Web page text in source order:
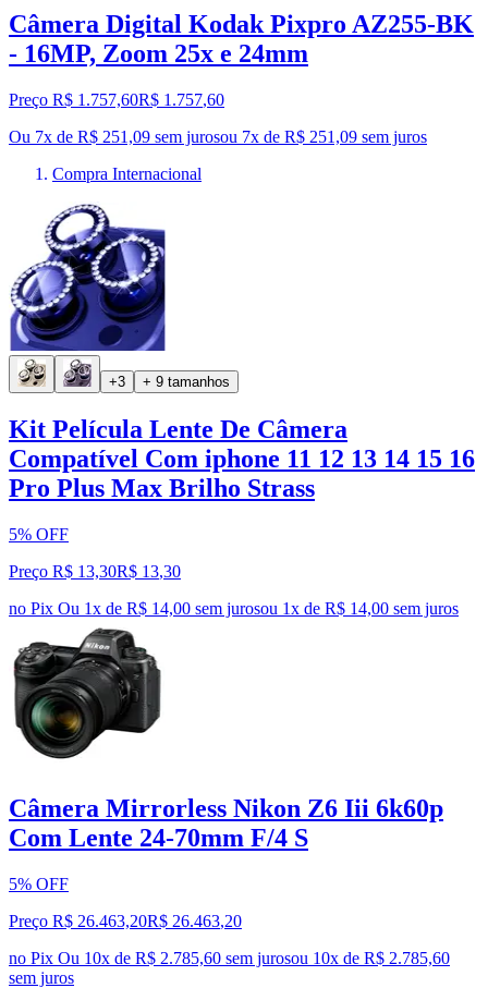
Câmera Digital Kodak Pixpro AZ255-BK
- 16MP, Zoom 25x e 24mm
Preço R$ 1.757,60R$ 1.757,60
Ou 7x de R$ 251,09 sem jurosou 7x de R$ 251,09 sem juros
Compra Internacional
+3 + 9 tamanhos
Kit Película Lente De Câmera
Compatível Com iphone 11 12 13 14 15 16
Pro Plus Max Brilho Strass
5% OFF
Preço R$ 13,30R$ 13,30
no Pix Ou 1x de R$ 14,00 sem jurosou 1x de R$ 14,00 sem juros
Câmera Mirrorless Nikon Z6 Iii 6k60p
Com Lente 24-70mm F/4 S
5% OFF
Preço R$ 26.463,20R$ 26.463,20
no Pix Ou 10x de R$ 2.785,60 sem jurosou 10x de R$ 2.785,60
sem juros